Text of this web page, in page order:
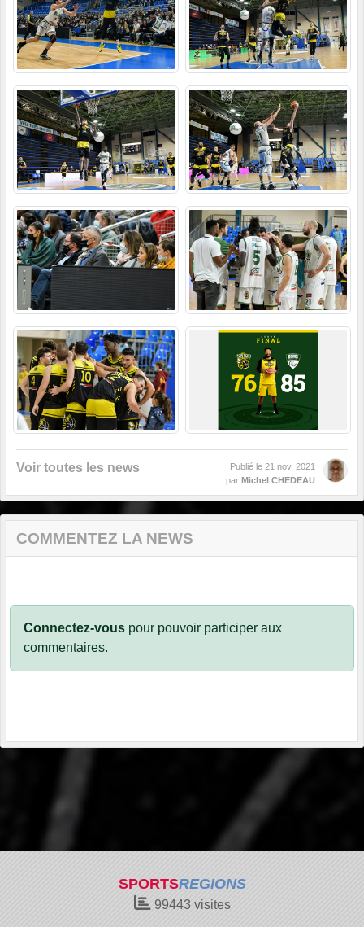
Voir toutes les news Publié le 21 nov. 2021
par Michel CHEDEAU
COMMENTEZ LA NEWS
Connectez-vous pour pouvoir participer aux
commentaires.
SPORTSREGIONS
99443visites